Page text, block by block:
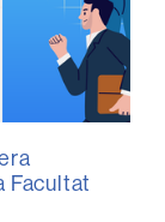
Facultat